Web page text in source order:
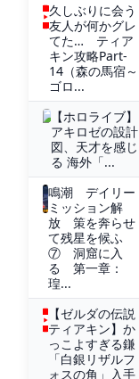
久しぶりに会う
友人が何かグレ
てた… ティア
キン攻略Part‐
14（森の馬宿～
ゴロ...
【ホロライブ】
アキロゼの設計
図、天才を感じ
る 海外「...
鳴潮 デイリー
ミッション解
放 策を奔らせ
て残星を候ふ
⑦ 洞窟に入
る 第一章：
瑝...
【ゼルダの伝説
ティアキン】か
っこよすぎる鎌
「白銀リザルフ
ォスの角」入手